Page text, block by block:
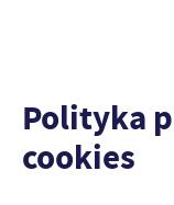
Polityka
cookies